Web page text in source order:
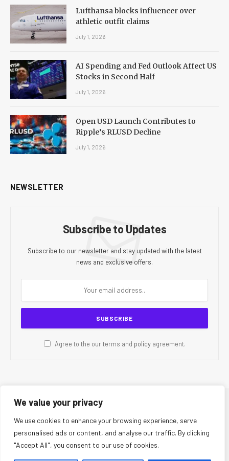
We value your privacy
We use cookies to enhance your browsing experience, serve
personalised ads or content, and analyse our traffic. By clicking
"Accept All", you consent to our use of cookies.
Lufthansa blocks influencer over
athletic outfit claims
July 1, 2026
AI Spending and Fed Outlook Affect US
Stocks in Second Half
July 1, 2026
Open USD Launch Contributes to
Ripple’s RLUSD Decline
July 1, 2026
NEWSLETTER
Subscribe to Updates
Subscribe to our newsletter and stay updated with the latest
news and exclusive offers.
Agree to the our terms and policyagreement.
About Us Editorial Team Contact Us
Privacy Policy
Terms and Conditions
Disclaimer
Editorial Policy